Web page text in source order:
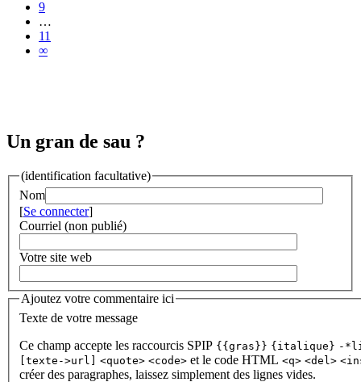
9
…
11
∞
Un gran de sau ?
(identification facultative)
Nom
[Se connecter]
Courriel (non publié)
Votre site web
Ajoutez votre commentaire ici
Texte de votre message
Ce champ accepte les raccourcis SPIP {{gras}} {italique} -
[texte->url] <quote> <code> et le code HTML <q> <del>
créer des paragraphes, laissez simplement des lignes vides.